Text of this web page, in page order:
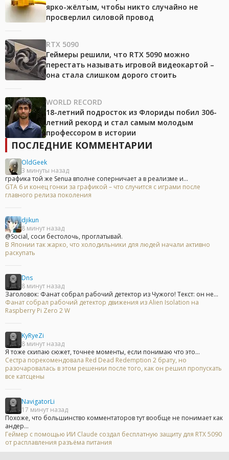
ярко-жёлтым, чтобы никто случайно не
просверлил силовой провод
RTX 5090
Геймеры решили, что RTX 5090 можно
перестать называть игровой видеокартой –
она стала слишком дорого стоить
WORLD RECORD
18-летний подросток из Флориды побил 306-
летний рекорд и стал самым молодым
профессором в истории
ПОСЛЕДНИЕ КОММЕНТАРИИ
OldGeek
3 минуты назад
графика той же Senua вполне соперничает а в реализме и...
GTA 6 и конец гонки за графикой – что случится с играми после
главного релиза поколения
djikun
8 минут назад
@Social, соси бестолочь, проглатывай.
В Японии так жарко, что холодильники для людей начали активно
раскупать
Dns
8 минут назад
Заголовок: Фанат собрал рабочий детектор из Чужого! Текст: он не...
Фанат собрал рабочий детектор движения из Alien Isolation на
Raspberry Pi Zero 2 W
KyRyeZi
8 минут назад
Я тоже скипаю сюжет, точнее моменты, если понимаю что это...
Сестра порекомендовала Red Dead Redemption 2 брату, но
разочаровалась в этом решении после того, как он решил пропускать
все катсцены
NavigatorLi
17 минут назад
Похоже, что большинство комментаторов тут вообще не понимает как
андер...
Геймер с помощью ИИ Claude создал бесплатную защиту для RTX 5090
от расплавления разъёма питания